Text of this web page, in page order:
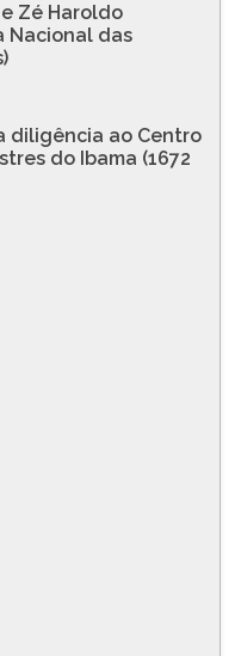
Zé Haroldo
Nacional das
diligência ao Centro
do Ibama (1672